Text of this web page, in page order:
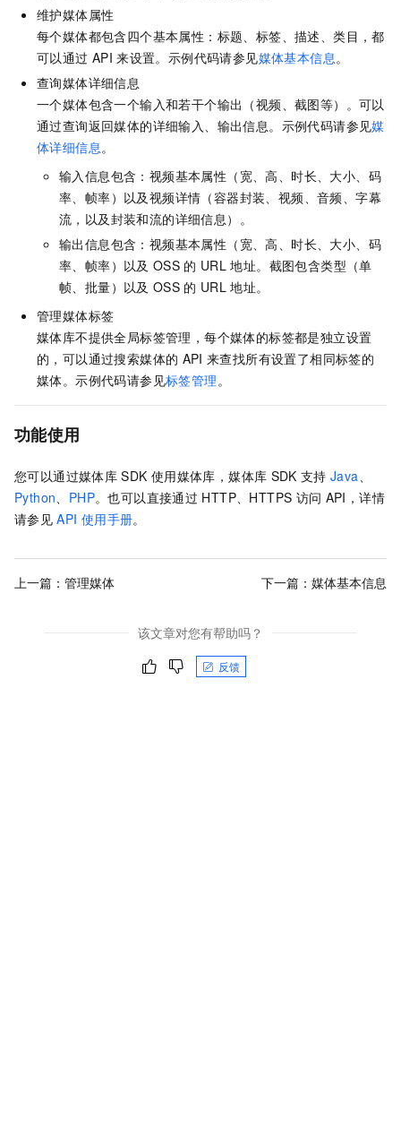
维护媒体属性
每个媒体都包含四个基本属性：标题、标签、描述、类目，都
可以通过 API 来设置。示例代码请参见媒体基本信息。
查询媒体详细信息
一个媒体包含一个输入和若干个输出（视频、截图等）。可以
通过查询返回媒体的详细输入、输出信息。示例代码请参见媒
体详细信息。
输入信息包含：视频基本属性（宽、高、时长、大小、码
率、帧率）以及视频详情（容器封装、视频、音频、字幕
流，以及封装和流的详细信息）。
输出信息包含：视频基本属性（宽、高、时长、大小、码
率、帧率）以及 OSS 的 URL 地址。截图包含类型（单
帧、批量）以及 OSS 的 URL 地址。
管理媒体标签
媒体库不提供全局标签管理，每个媒体的标签都是独立设置
的，可以通过搜索媒体的 API 来查找所有设置了相同标签的
媒体。示例代码请参见标签管理。
功能使用
您可以通过媒体库 SDK 使用媒体库，媒体库 SDK 支持 Java、
Python、 PHP。也可以直接通过 HTTP、HTTPS 访问 API，详情
请参见 API 使用手册。
上一篇： 管理媒体 下一篇： 媒体基本信息
该文章对您有帮助吗？
反馈